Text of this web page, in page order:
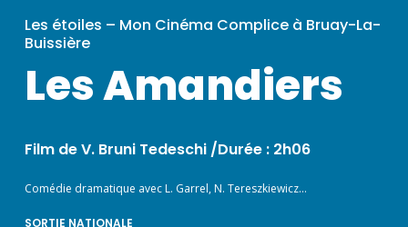
Les étoiles – Mon Cinéma Complice à Bruay-La-
Buissière
Les Amandiers
Film de V. Bruni Tedeschi /Durée : 2h06
Comédie dramatique avec L. Garrel, N. Tereszkiewicz…
SORTIE NATIONALE